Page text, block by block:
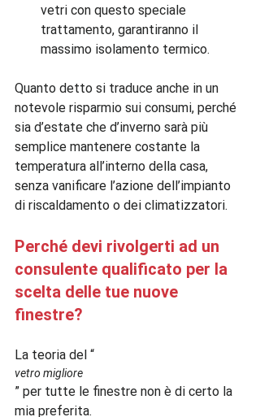
vetri con questo speciale
trattamento, garantiranno il
massimo isolamento termico.
Quanto detto si traduce anche in un
notevole risparmio sui consumi, perché
sia d’estate che d’inverno sarà più
semplice mantenere costante la
temperatura all’interno della casa,
senza vanificare l’azione dell’impianto
Perché devi rivolgerti ad un
consulente qualificato per la
scelta delle tue nuove
finestre?
La teoria del “
vetro migliore
” per tutte le finestre non è di certo la
mia preferita.